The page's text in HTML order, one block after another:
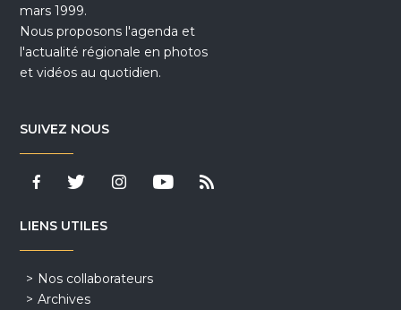
mars 1999.
Nous proposons l'agenda et
l'actualité régionale en photos
et vidéos au quotidien.
SUIVEZ NOUS
LIENS UTILES
Nos collaborateurs
Archives